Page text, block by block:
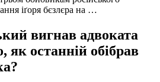
іґоря бєзлєра на …
вигнав адвоката
як останній обібрав